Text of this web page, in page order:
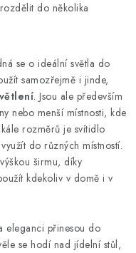
do několika
se o ideální světla do
samozřejmě i jinde,
. Jsou ale především
nebo menší místnosti, kde
rozměrů je svítidlo
do různých místností.
širmu, díky
kdekoliv v domě i v
eleganci přinesou do
se hodí nad jídelní stůl,